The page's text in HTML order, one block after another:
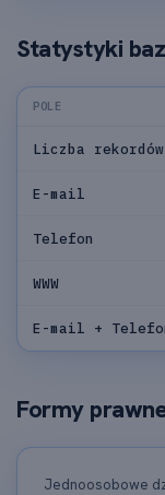
Statystyki
POLE
Liczba rekordów
E-mail
Telefon
WWW
E-mail +
Formy
Jednoosobowe